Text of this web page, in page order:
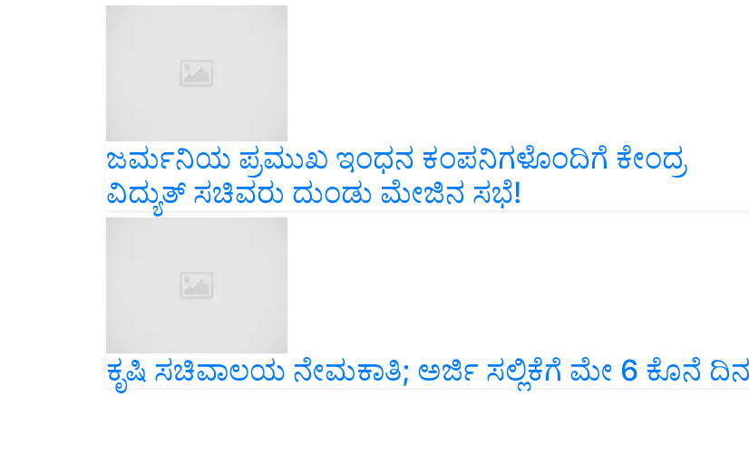
ಜರ್ಮನಿಯ ಪ್ರಮುಖ ಇಂಧನ ಕಂಪನಿಗಳೊಂದಿಗೆ ಕೇಂದ್ರ
ವಿದ್ಯುತ್ ಸಚಿವರು ದುಂಡು ಮೇಜಿನ ಸಭೆ!
ಕೃಷಿ ಸಚಿವಾಲಯ ನೇಮಕಾತಿ; ಅರ್ಜಿ ಸಲ್ಲಿಕೆಗೆ ಮೇ 6 ಕೊನೆ ದಿನ